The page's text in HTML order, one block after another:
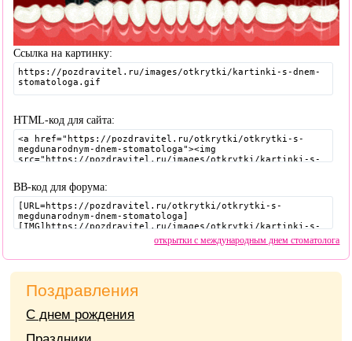
Ссылка на картинку:
HTML-код для сайта:
BB-код для форума:
открытки с международным днем стоматолога
Поздравления
С днем рождения